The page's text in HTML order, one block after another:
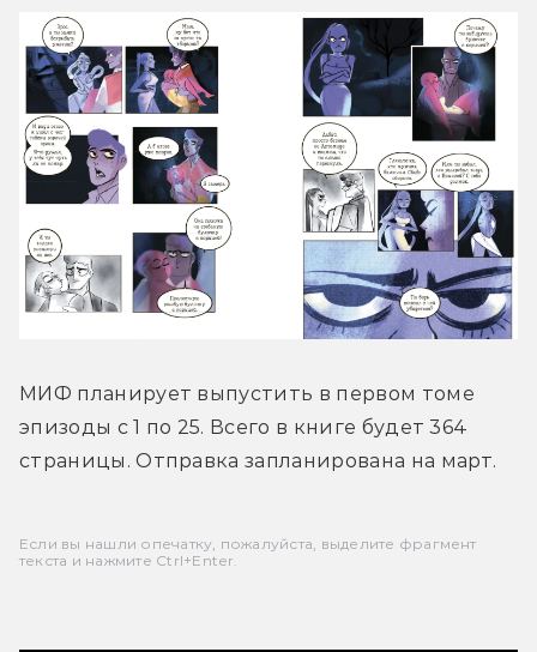
МИФ планирует выпустить в первом томе
эпизоды с 1 по 25. Всего в книге будет 364
страницы. Отправка запланирована на март.
Если вы нашли опечатку, пожалуйста, выделите фрагмент
текста и нажмите Ctrl+Enter.